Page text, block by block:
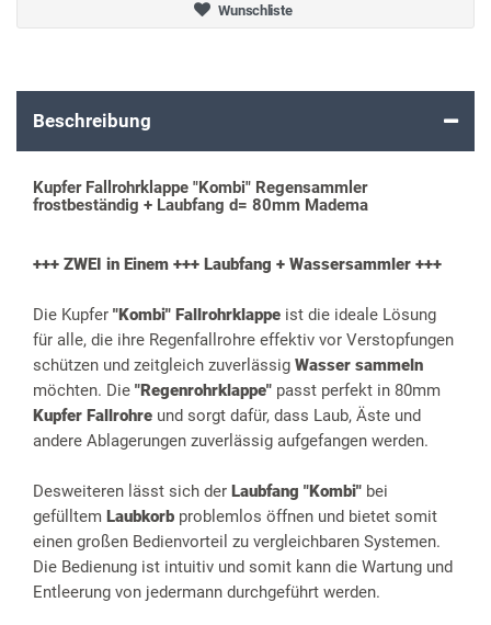
Wunschliste
Beschreibung
Kupfer Fallrohrklappe "Kombi" Regensammler
frostbeständig + Laubfang d= 80mm Madema
+++ ZWEI in Einem +++ Laubfang + Wassersammler +++
Die Kupfer "Kombi" Fallrohrklappe ist die ideale Lösung
für alle, die ihre Regenfallrohre effektiv vor Verstopfungen
schützen und zeitgleich zuverlässig Wasser sammeln
möchten. Die "Regenrohrklappe" passt perfekt in 80mm
Kupfer Fallrohre und sorgt dafür, dass Laub, Äste und
andere Ablagerungen zuverlässig aufgefangen werden.
Desweiteren lässt sich der Laubfang "Kombi" bei
gefülltem Laubkorb problemlos öffnen und bietet somit
einen großen Bedienvorteil zu vergleichbaren Systemen.
Die Bedienung ist intuitiv und somit kann die Wartung und
Entleerung von jedermann durchgeführt werden.